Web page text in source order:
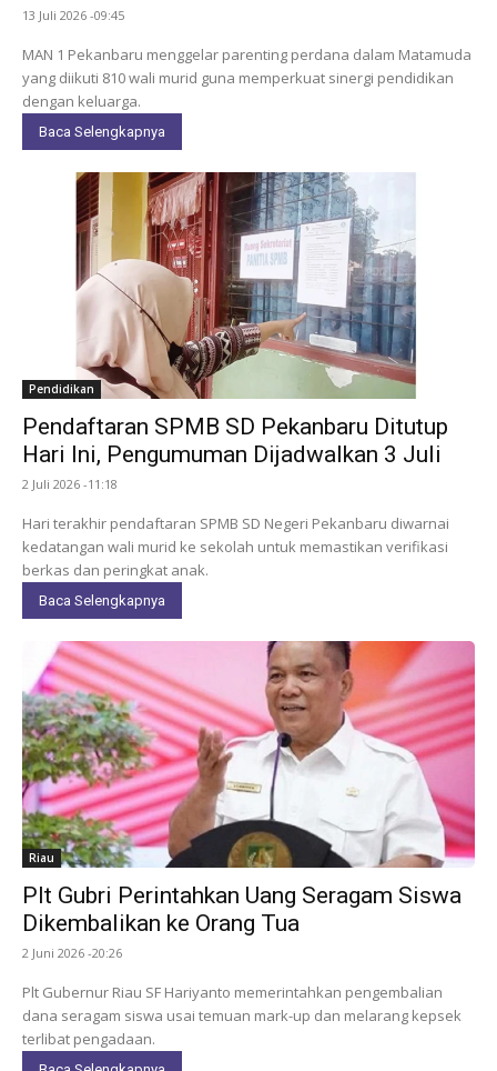
13 Juli 2026 -09:45
MAN 1 Pekanbaru menggelar parenting perdana dalam Matamuda
yang diikuti 810 wali murid guna memperkuat sinergi pendidikan
dengan keluarga.
Baca Selengkapnya
Pendidikan
Pendaftaran SPMB SD Pekanbaru Ditutup
Hari Ini, Pengumuman Dijadwalkan 3 Juli
2 Juli 2026 -11:18
Hari terakhir pendaftaran SPMB SD Negeri Pekanbaru diwarnai
kedatangan wali murid ke sekolah untuk memastikan verifikasi
berkas dan peringkat anak.
Baca Selengkapnya
Riau
Plt Gubri Perintahkan Uang Seragam Siswa
Dikembalikan ke Orang Tua
2 Juni 2026 -20:26
Plt Gubernur Riau SF Hariyanto memerintahkan pengembalian
dana seragam siswa usai temuan mark-up dan melarang kepsek
terlibat pengadaan.